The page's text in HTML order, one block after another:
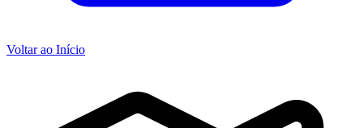
Voltar ao Início